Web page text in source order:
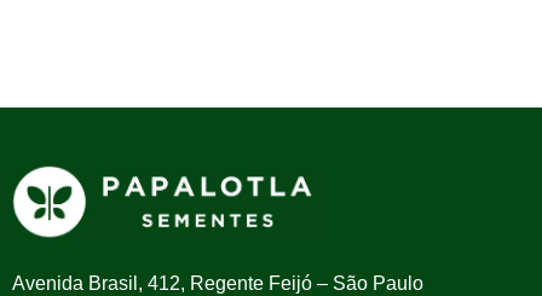
Avenida Brasil, 412, Regente Feijó – São Paulo